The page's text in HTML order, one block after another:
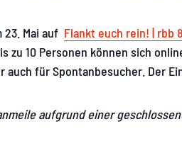
23. Mai auf Flankt euch rein! | rbb
zu 10 Personen können sich
auch für Spontanbesucher. Der
aufgrund einer